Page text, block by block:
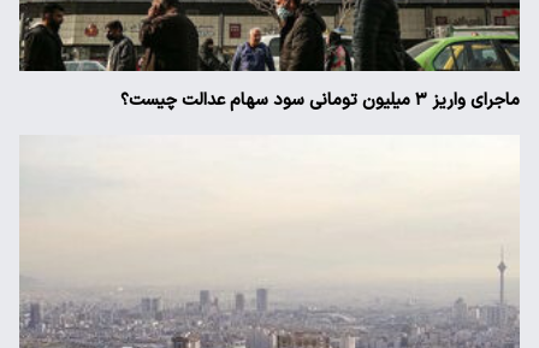
ماجرای واریز ۳ میلیون تومانی سود سهام عدالت چیست؟